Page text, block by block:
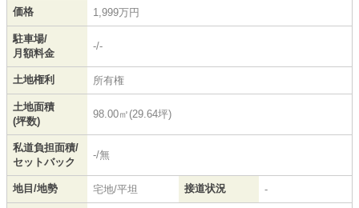
価格 1,999万円
駐車場/
月額料金
-/-
土地権利 所有権
土地面積
(坪数)
98.00㎡(29.64坪)
私道負担面積/
セットバック
-/無
地目/地勢 宅地/平坦 接道状況 -